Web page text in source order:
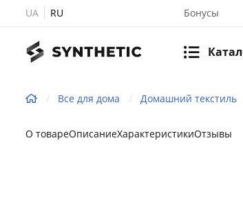
UA RU Бонусы
Все для дома Домашний текстиль
О товареОписаниеХарактеристикиОтзывы